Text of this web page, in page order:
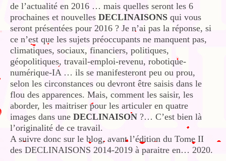
de l’actualité en 2016 … mais quelles seront les 6
prochaines et nouvelles DECLINAISONS qui vous
seront présentées pour 2016 ? Je n’ai pas la réponse, si
ce n’est que les sujets préoccupants ne manquent pas,
climatiques, sociaux, financiers, politiques,
géopolitiques, travail-emploi-revenu, robotique-
numérique-IA … ils se manifesteront peu ou prou,
selon les circonstances ou devront être saisis dans le
flou des apparences. Mais, comment les saisir, les
aborder, les maitriser pour les articuler en quatre
images dans une DECLINAISON ?… C’est bien là
l’originalité de ce travail.
A suivre donc sur le blog, avant l’édition du Tome II
des DECLINAISONS 2014-2019 à paraitre en… 2020.